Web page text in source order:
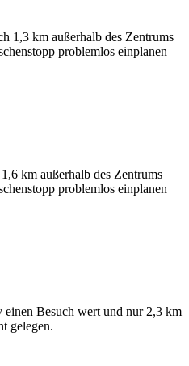
1,3 km außerhalb des Zentrums
problemlos einplanen
km außerhalb des Zentrums
problemlos einplanen
Besuch wert und nur 2,3 km
gelegen.